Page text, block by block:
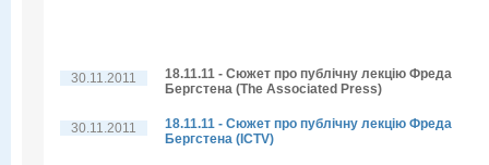
30.11.2011
18.11.11 - Сюжет про публічну лекцію Фреда
Бергстена (The Associated Press)
30.11.2011
18.11.11 - Сюжет про публічну лекцію Фреда
Бергстена (ICTV)